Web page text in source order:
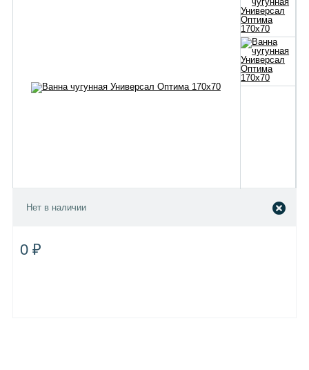
Нет в наличии
0 ₽